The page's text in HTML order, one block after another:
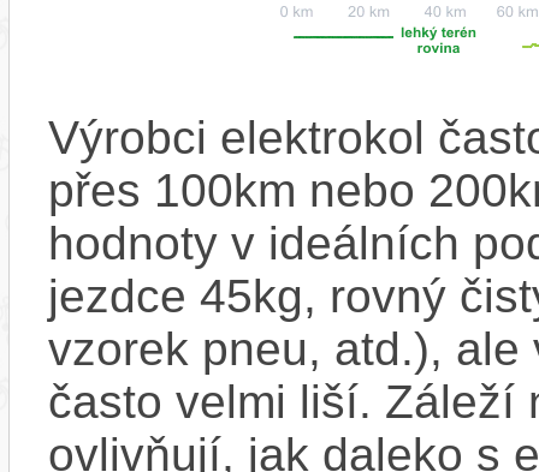
Výrobci elektrokol
přes 100km nebo
hodnoty v ideálních
jezdce 45kg, rovný
vzorek pneu, atd.),
často velmi liší. Záleží
ovlivňují, jak daleko s